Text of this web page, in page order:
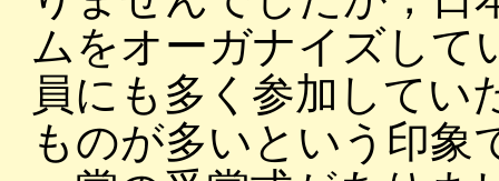
ムをオーガナイズして
員にも多く参加してい
ものが多いという印象